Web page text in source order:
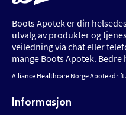
Boots Apotek er din
utvalg av produkter og
veiledning via chat eller
mange Boots Apotek. Bedre
Alliance Healthcare Norge Apotekdrift
Informasjon